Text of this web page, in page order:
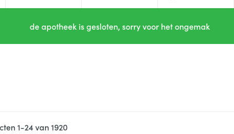
de apotheek is gesloten, sorry voor het ongemak
1-24van1920